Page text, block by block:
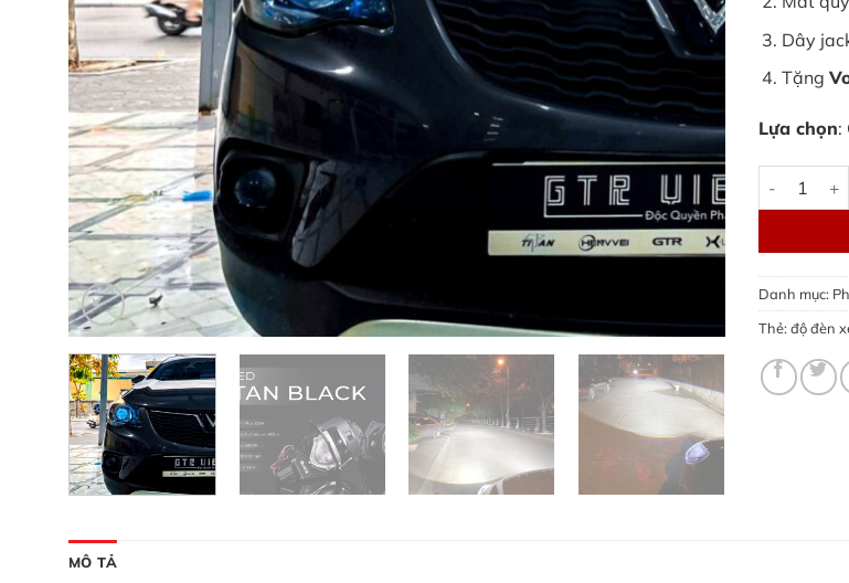
Dây
Tặng
Lựa chọn:
Độ đèn xe
Danh mục:
Thẻ: độ đèn
MÔ TẢ